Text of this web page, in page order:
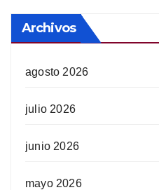
Archivos
agosto 2026
julio 2026
junio 2026
mayo 2026